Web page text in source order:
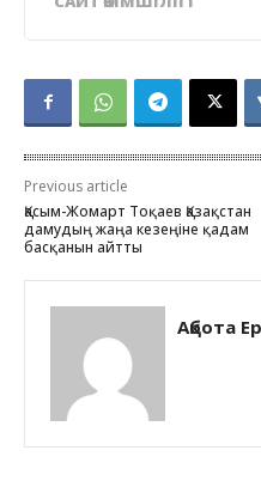
Previous article
Қасым-Жомарт Тоқаев Қазақстан
дамудың жаңа кезеңіне қадам
басқанын айтты
Ақбота